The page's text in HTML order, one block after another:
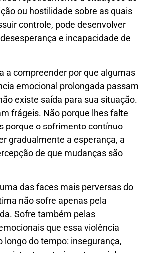
ou hostilidade sobre as quais
controle, pode desenvolver
e incapacidade de
a compreender por que algumas
emocional prolongada passam
existe saída para sua situação.
frágeis. Não porque lhes falte
porque o sofrimento contínuo
gradualmente a esperança, a
de que mudanças são
das faces mais perversas do
não sofre apenas pela
Sofre também pelas
que essa violência
longo do tempo: insegurança,